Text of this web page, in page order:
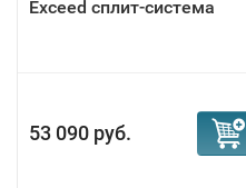
Exceed сплит-система
53 090 руб.